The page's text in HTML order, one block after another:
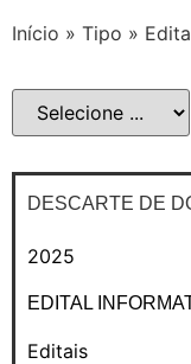
Início » Tipo »
DESCARTE DE
2025
EDITAL
Editais